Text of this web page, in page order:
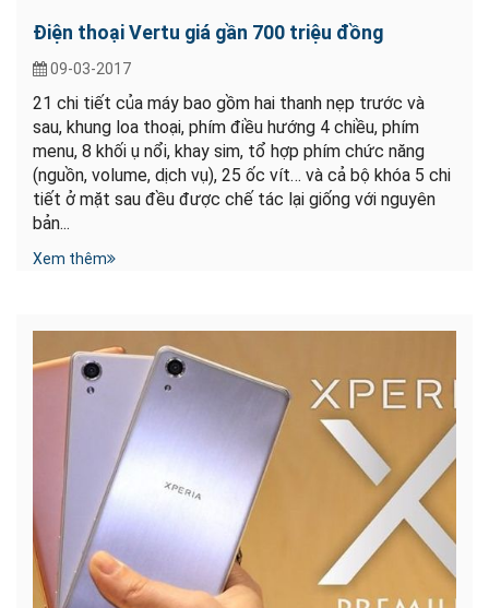
Điện thoại Vertu giá gần 700 triệu đồng
09-03-2017
21 chi tiết của máy bao gồm hai thanh nẹp trước và
sau, khung loa thoại, phím điều hướng 4 chiều, phím
menu, 8 khối ụ nổi, khay sim, tổ hợp phím chức năng
(nguồn, volume, dịch vụ), 25 ốc vít… và cả bộ khóa 5 chi
tiết ở mặt sau đều được chế tác lại giống với nguyên
bản...
Xem thêm